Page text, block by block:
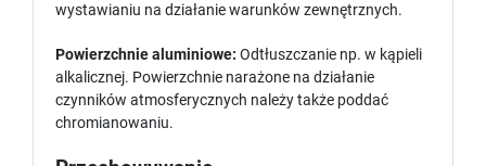
wystawianiu na działanie warunków zewnętrznych.
Powierzchnie aluminiowe: Odtłuszczanie np. w kąpieli
alkalicznej. Powierzchnie narażone na działanie
czynników atmosferycznych należy także poddać
chromianowaniu.